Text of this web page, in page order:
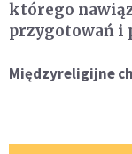
którego
przygotowań i
Międzyreligijne